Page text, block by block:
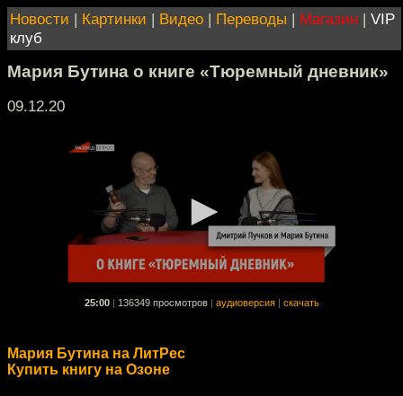
Новости | Картинки | Видео | Переводы | Магазин | VIP
клуб
Мария Бутина о книге «Тюремный дневник»
09.12.20
25:00 136349 просмотров аудиоверсия скачать
Мария Бутина на ЛитРес
Купить книгу на Озоне